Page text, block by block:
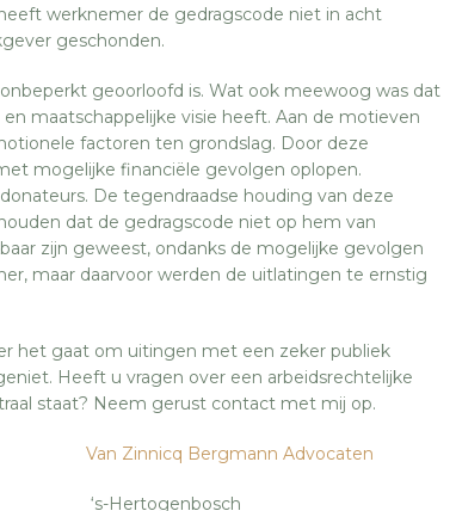
werknemer de gedragscode niet in acht
geschonden.
geoorloofd is. Wat ook meewoog was dat
maatschappelijke visie heeft. Aan de motieven
factoren ten grondslag. Door deze
mogelijke financiële gevolgen oplopen.
De tegendraadse houding van deze
dat de gedragscode niet op hem van
zijn geweest, ondanks de mogelijke gevolgen
maar daarvoor werden de uitlatingen te ernstig
het gaat om uitingen met een zeker publiek
Heeft u vragen over een arbeidsrechtelijke
staat? Neem gerust contact met mij op.
Van Zinnicq Bergmann Advocaten